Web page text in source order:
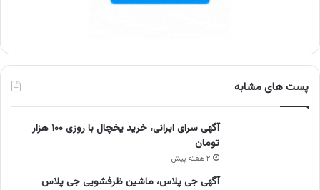
پست های مشابه
آگهی سرای ایرانی، خرید یخچال با روزی ۱۰۰ هزار
تومان
۲ هفته پیش
آگهی جی پلاس، ماشین ظرفشویی جی پلاس